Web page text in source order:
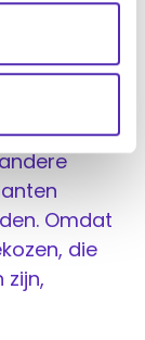
software
het een
je
heeft?
processen
Omdat
die